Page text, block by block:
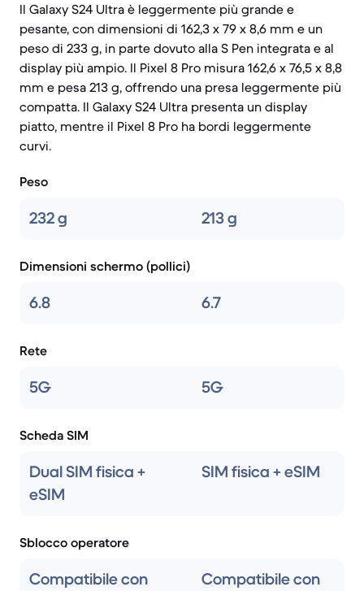
Il Galaxy S24 Ultra è leggermente più grande e
pesante, con dimensioni di 162,3 x 79 x 8,6 mm e un
peso di 233 g, in parte dovuto alla S Pen integrata e al
display più ampio. Il Pixel 8 Pro misura 162,6 x 76,5 x 8,8
mm e pesa 213 g, offrendo una presa leggermente più
compatta. Il Galaxy S24 Ultra presenta un display
piatto, mentre il Pixel 8 Pro ha bordi leggermente
curvi.
Peso
232 g 213 g
Dimensioni schermo (pollici)
6.8 6.7
Rete
5G 5G
Scheda SIM
Dual SIM fisica +
eSIM
SIM fisica + eSIM
Sblocco operatore
Compatibile con
Compatibile con